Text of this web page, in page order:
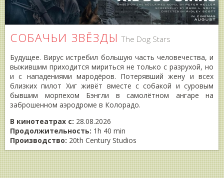
СОБАЧЬИ ЗВĒЗДЫ The Dog Stars
Будущее. Вирус истребил большую часть человечества, и
выжившим приходится мириться не только с разрухой, но
и с нападениями мародёров. Потерявший жену и всех
близких пилот Хиг живёт вместе с собакой и суровым
бывшим морпехом Бэнгли в самолётном ангаре на
заброшенном аэродроме в Колорадо.
В кинотеатрах с: 28.08.2026
Продолжительность: 1h 40 min
Производство: 20th Century Studios